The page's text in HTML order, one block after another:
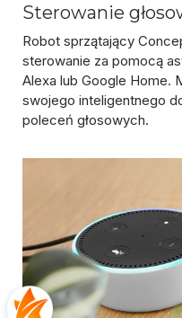
Sterowanie
Robot sprzątający
sterowanie za pomocą
Alexa lub Google Home.
swojego inteligentnego
poleceń głosowych.